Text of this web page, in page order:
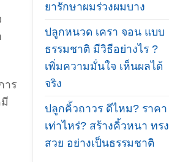
าร
ยารักษาผมร่วงผมบาง
ปลูกหนวด เครา จอน แบบ
ธรรมชาติ มีวิธีอย่างไร ?
เพิ่มความมั่นใจ เห็นผลได้
จริง
ปลูกคิ้วถาวร ดีไหม? ราคา
เท่าไหร่? สร้างคิ้วหนา ทรง
สวย อย่างเป็นธรรมชาติ